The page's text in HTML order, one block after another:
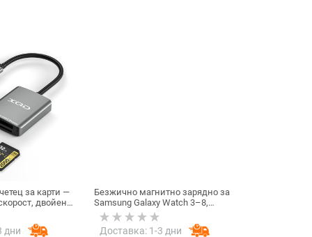
за карти —
двойен
и USB,
+ ABS
дни
Безжично магнитно зарядно за
Samsung Galaxy Watch 3–8,
Active 1/2 • QC2.0 • Магнитно
зареждане • 3W / 1A
Доставка: 1-3 дни